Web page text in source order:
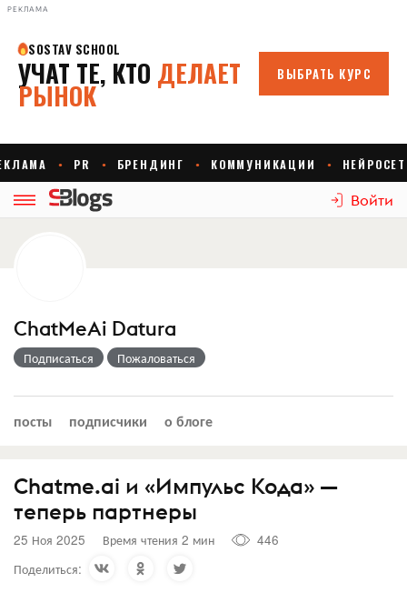
РЕКЛАМА
Войти
ChatMeAi Datura
Подписаться Пожаловаться
посты подписчики о блоге
Chatme.ai и «Импульс Кода» —
теперь партнеры
25 Ноя 2025 Время чтения 2 мин
446
Поделиться: